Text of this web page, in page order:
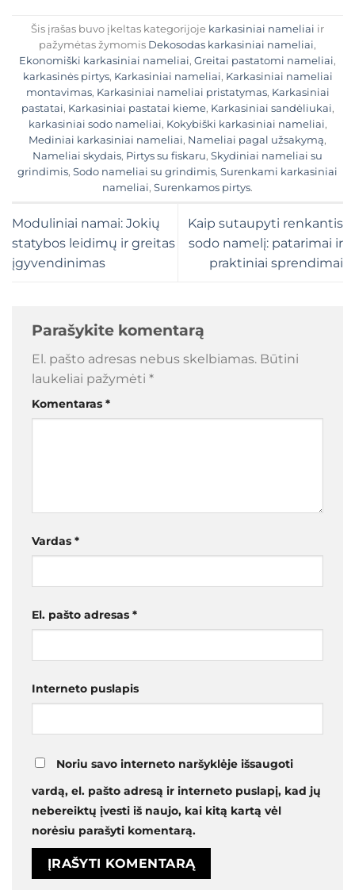
Šis įrašas buvo įkeltas kategorijoje karkasiniai nameliai ir
pažymėtas žymomis Dekosodas karkasiniai nameliai,
Ekonomiški karkasiniai nameliai, Greitai pastatomi nameliai,
karkasinės pirtys, Karkasiniai nameliai, Karkasiniai nameliai
montavimas, Karkasiniai nameliai pristatymas, Karkasiniai
pastatai, Karkasiniai pastatai kieme, Karkasiniai sandėliukai,
karkasiniai sodo nameliai, Kokybiški karkasiniai nameliai,
Mediniai karkasiniai nameliai, Nameliai pagal užsakymą,
Nameliai skydais, Pirtys su fiskaru, Skydiniai nameliai su
grindimis, Sodo nameliai su grindimis, Surenkami karkasiniai
nameliai, Surenkamos pirtys.
Moduliniai namai: Jokių
statybos leidimų ir greitas
įgyvendinimas
Kaip sutaupyti renkantis
sodo namelį: patarimai ir
praktiniai sprendimai
Parašykite komentarą
El. pašto adresas nebus skelbiamas. Būtini
laukeliai pažymėti *
Komentaras *
Vardas *
El. pašto adresas *
Interneto puslapis
Noriu savo interneto naršyklėje išsaugoti
vardą, el. pašto adresą ir interneto puslapį, kad jų
nebereiktų įvesti iš naujo, kai kitą kartą vėl
norėsiu parašyti komentarą.